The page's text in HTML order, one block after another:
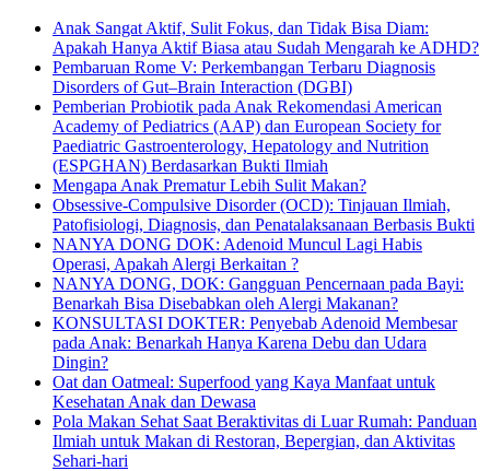
Anak Sangat Aktif, Sulit Fokus, dan Tidak Bisa Diam:
Apakah Hanya Aktif Biasa atau Sudah Mengarah ke ADHD?
Pembaruan Rome V: Perkembangan Terbaru Diagnosis
Disorders of Gut–Brain Interaction (DGBI)
Pemberian Probiotik pada Anak Rekomendasi American
Academy of Pediatrics (AAP) dan European Society for
Paediatric Gastroenterology, Hepatology and Nutrition
(ESPGHAN) Berdasarkan Bukti Ilmiah
Mengapa Anak Prematur Lebih Sulit Makan?
Obsessive-Compulsive Disorder (OCD): Tinjauan Ilmiah,
Patofisiologi, Diagnosis, dan Penatalaksanaan Berbasis Bukti
NANYA DONG DOK: Adenoid Muncul Lagi Habis
Operasi, Apakah Alergi Berkaitan ?
NANYA DONG, DOK: Gangguan Pencernaan pada Bayi:
Benarkah Bisa Disebabkan oleh Alergi Makanan?
KONSULTASI DOKTER: Penyebab Adenoid Membesar
pada Anak: Benarkah Hanya Karena Debu dan Udara
Dingin?
Oat dan Oatmeal: Superfood yang Kaya Manfaat untuk
Kesehatan Anak dan Dewasa
Pola Makan Sehat Saat Beraktivitas di Luar Rumah: Panduan
Ilmiah untuk Makan di Restoran, Bepergian, dan Aktivitas
Sehari-hari